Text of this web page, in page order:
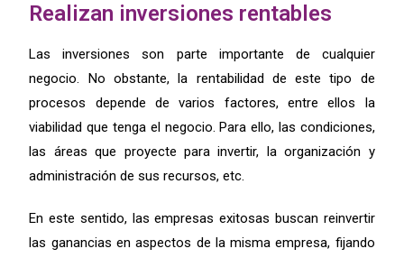
Realizan inversiones rentables
Las inversiones son parte importante de cualquier
negocio. No obstante, la rentabilidad de este tipo de
procesos depende de varios factores, entre ellos la
viabilidad que tenga el negocio. Para ello, las condiciones,
las áreas que proyecte para invertir, la organización y
administración de sus recursos, etc.
En este sentido, las empresas exitosas buscan reinvertir
las ganancias en aspectos de la misma empresa, fijando